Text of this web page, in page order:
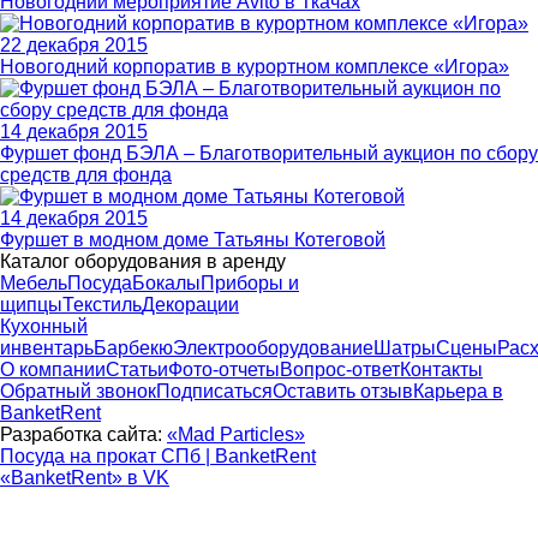
22 декабря 2015
Новогодний корпоратив в курортном комплексе «Игора»
14 декабря 2015
Фуршет фонд БЭЛА – Благотворительный аукцион по сбору
средств для фонда
14 декабря 2015
Фуршет в модном доме Татьяны Котеговой
Каталог оборудования в аренду
МебельПосудаБокалыПриборы и
щипцыТекстильДекорации
Кухонный
инвентарьБарбекюЭлектрооборудованиеШатрыСцены
О компанииСтатьиФото-отчетыВопрос-ответКонтакты
Обратный звонокПодписатьсяОставить отзывКарьера в
BanketRent
Разработка сайта: «Mad Particles»
Посуда на прокат СПб | BanketRent
«BanketRent» в VK